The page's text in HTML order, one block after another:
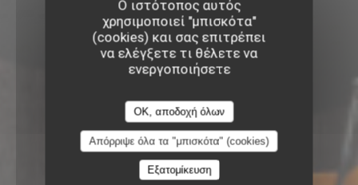
Ο ιστότοπος αυτός
χρησιμοποιεί "μπισκότα"
(cookies) και σας επιτρέπει
να ελέγξετε τι θέλετε να
ενεργοποιήσετε
OK, αποδοχή όλων
Απόρριψε όλα τα "μπισκότα" (cookies)
Εξατομίκευση